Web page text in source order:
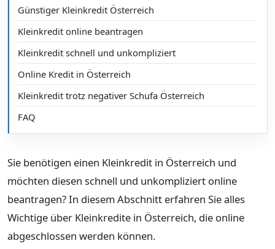
Günstiger Kleinkredit Österreich
Kleinkredit online beantragen
Kleinkredit schnell und unkompliziert
Online Kredit in Österreich
Kleinkredit trotz negativer Schufa Österreich
FAQ
Sie benötigen einen Kleinkredit in Österreich und
möchten diesen schnell und unkompliziert online
beantragen? In diesem Abschnitt erfahren Sie alles
Wichtige über Kleinkredite in Österreich, die online
abgeschlossen werden können.